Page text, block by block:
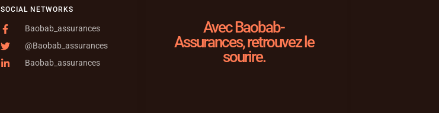
SOCIAL NETWORKS
Baobab_assurances
@Baobab_assurances
Baobab_assurances
Avec Baobab-
Assurances, retrouvez le
sourire.